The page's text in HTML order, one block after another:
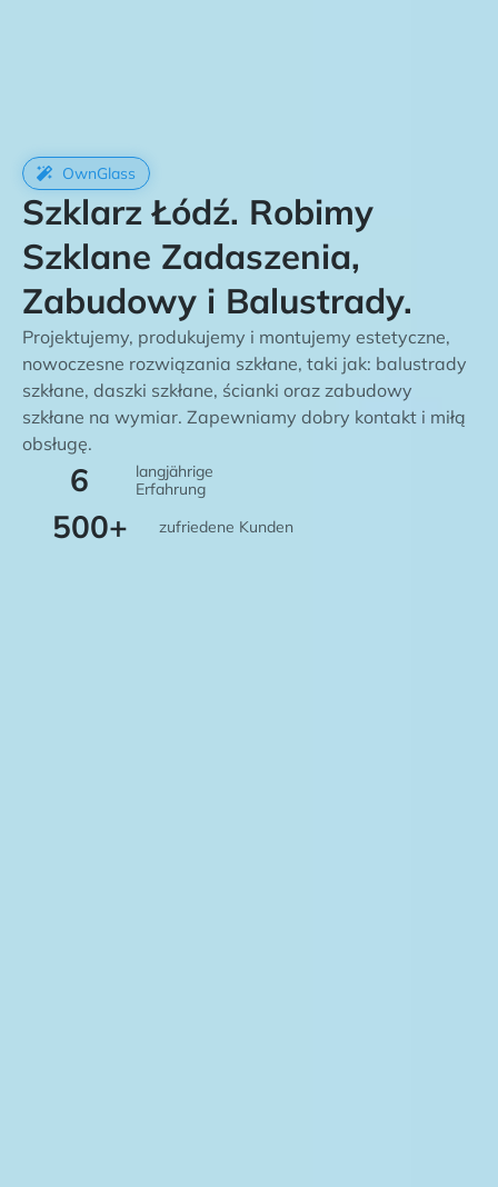
OwnGlass
Szklarz Łódź. Robimy
Szklane Zadaszenia,
Zabudowy i Balustrady.
Projektujemy, produkujemy i montujemy estetyczne,
nowoczesne rozwiązania szkłane, taki jak: balustrady
szkłane, daszki szkłane, ścianki oraz zabudowy
szkłane na wymiar. Zapewniamy dobry kontakt i miłą
obsługę.
langjährige
Erfahrung
6
zufriedene Kunden
500+